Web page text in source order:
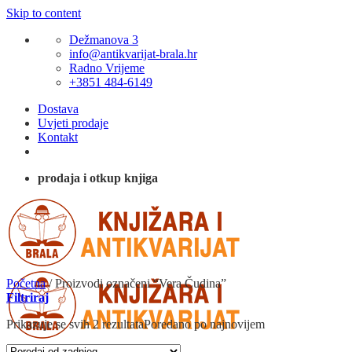
Skip to content
Dežmanova 3
info@antikvarijat-brala.hr
Radno Vrijeme
+3851 484-6149
Dostava
Uvjeti prodaje
Kontakt
prodaja i otkup knjiga
Početna /Proizvodi označeni “Vera Čudina”
Filtriraj
Prikazuje se svih 2 rezultataPoredano po najnovijem